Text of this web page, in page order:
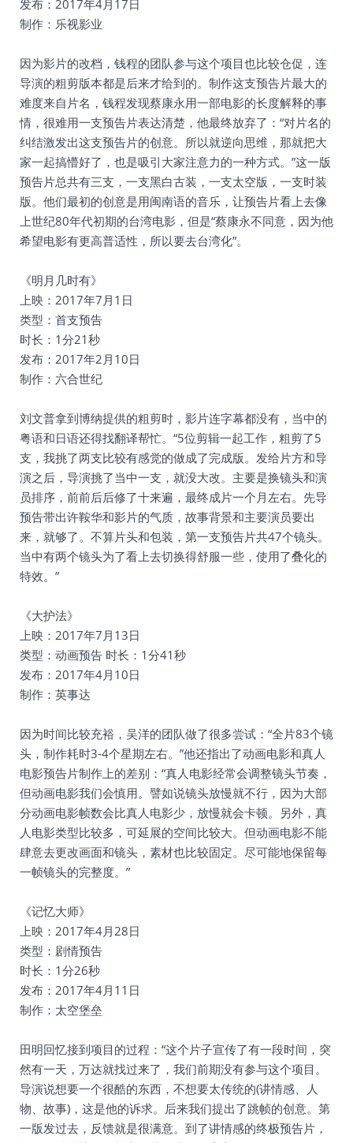
发布：2017年4月17日
制作：乐视影业
因为影片的改档，钱程的团队参与这个项目也比较仓促，连
导演的粗剪版本都是后来才给到的。制作这支预告片最大的
难度来自片名，钱程发现蔡康永用一部电影的长度解释的事
情，很难用一支预告片表达清楚，他最终放弃了：“对片名的
纠结激发出这支预告片的创意。所以就逆向思维，那就把大
家一起搞懵好了，也是吸引大家注意力的一种方式。”这一版
预告片总共有三支，一支黑白古装，一支太空版，一支时装
版。他们最初的创意是用闽南语的音乐，让预告片看上去像
上世纪80年代初期的台湾电影，但是“蔡康永不同意，因为他
希望电影有更高普适性，所以要去台湾化”。
《明月几时有》
上映：2017年7月1日
类型：首支预告
时长：1分21秒
发布：2017年2月10日
制作：六合世纪
刘文普拿到博纳提供的粗剪时，影片连字幕都没有，当中的
粤语和日语还得找翻译帮忙。“5位剪辑一起工作，粗剪了5
支，我挑了两支比较有感觉的做成了完成版。发给片方和导
演之后，导演挑了当中一支，就没大改。主要是换镜头和演
员排序，前前后后修了十来遍，最终成片一个月左右。先导
预告带出许鞍华和影片的气质，故事背景和主要演员要出
来，就够了。不算片头和包装，第一支预告片共47个镜头。
当中有两个镜头为了看上去切换得舒服一些，使用了叠化的
特效。”
《大护法》
上映：2017年7月13日
类型：动画预告 时长：1分41秒
发布：2017年4月10日
制作：英事达
因为时间比较充裕，吴洋的团队做了很多尝试：“全片83个镜
头，制作耗时3-4个星期左右。”他还指出了动画电影和真人
电影预告片制作上的差别：“真人电影经常会调整镜头节奏，
但动画电影我们会慎用。譬如说镜头放慢就不行，因为大部
分动画电影帧数会比真人电影少，放慢就会卡顿。另外，真
人电影类型比较多，可延展的空间比较大。但动画电影不能
肆意去更改画面和镜头，素材也比较固定。尽可能地保留每
一帧镜头的完整度。”
《记忆大师》
上映：2017年4月28日
类型：剧情预告
时长：1分26秒
发布：2017年4月11日
制作：太空堡垒
田明回忆接到项目的过程：“这个片子宣传了有一段时间，突
然有一天，万达就找过来了，我们前期没有参与这个项目。
导演说想要一个很酷的东西，不想要太传统的(讲情感、人
物、故事)，这是他的诉求。后来我们提出了跳帧的创意。第
一版发过去，反馈就是很满意。到了讲情感的终极预告片，